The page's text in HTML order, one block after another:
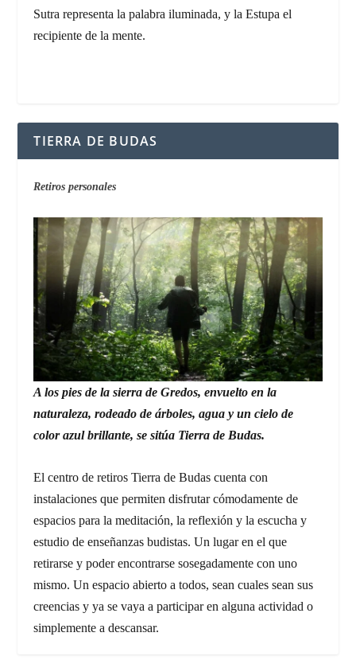
Sutra representa la palabra iluminada, y la Estupa el
recipiente de la mente.
TIERRA DE BUDAS
Retiros personales
A los pies de la sierra de Gredos, envuelto en la
naturaleza, rodeado de árboles, agua y un cielo de
color azul brillante, se sitúa Tierra de Budas.
El centro de retiros Tierra de Budas cuenta con
instalaciones que permiten disfrutar cómodamente de
espacios para la meditación, la reflexión y la escucha y
estudio de enseñanzas budistas. Un lugar en el que
retirarse y poder encontrarse sosegadamente con uno
mismo. Un espacio abierto a todos, sean cuales sean sus
creencias y ya se vaya a participar en alguna actividad o
simplemente a descansar.